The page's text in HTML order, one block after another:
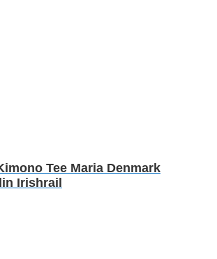
Tee Maria Denmark
Irishrail